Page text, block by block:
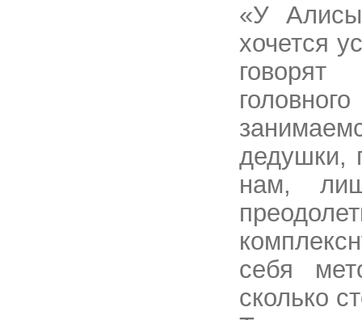
«У
хочется
дедушки,
нам,
себя
сколько